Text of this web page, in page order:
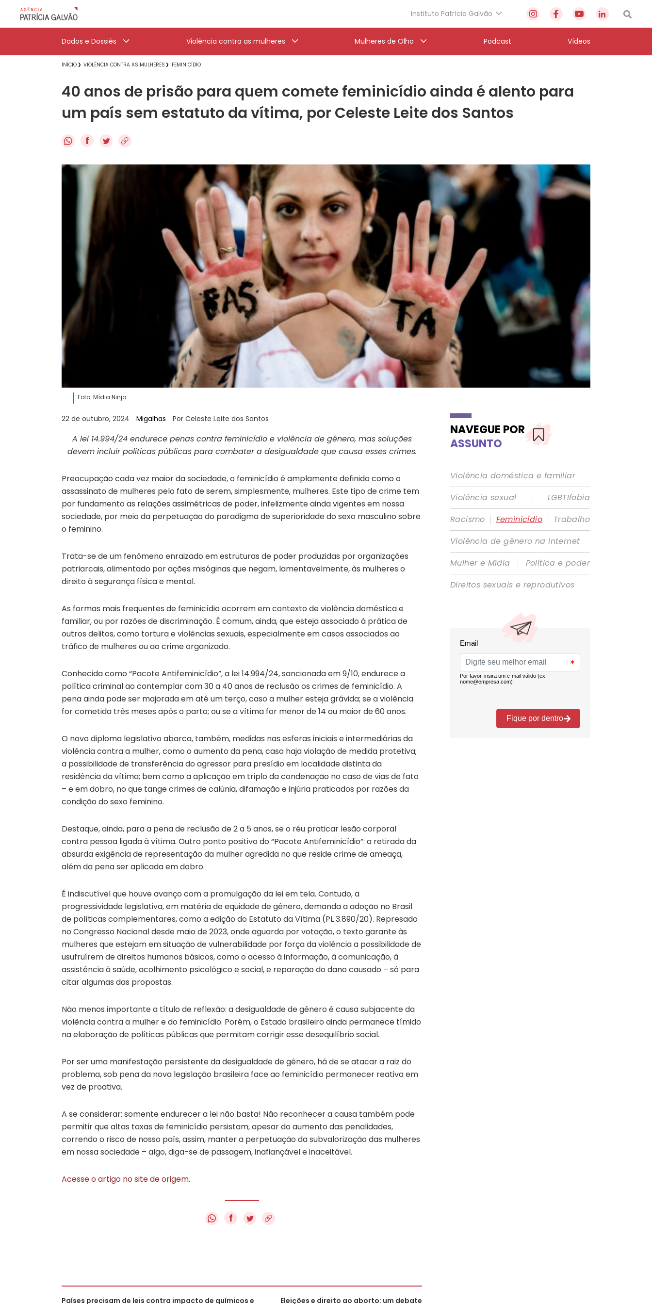
Instituto Patrícia Galvão
Dados e Dossiês Violência contra as mulheres Mulheres de Olho Podcast Vídeos
INÍCIO VIOLÊNCIA CONTRA AS MULHERES FEMINICÍDIO
40 anos de prisão para quem comete feminicídio ainda é alento para
um país sem estatuto da vítima, por Celeste Leite dos Santos
f
Foto: Mídia Ninja
22 de outubro, 2024 Migalhas Por Celeste Leite dos Santos
A lei 14.994/24 endurece penas contra feminicídio e violência de gênero, mas soluções
devem incluir políticas públicas para combater a desigualdade que causa esses crimes.
Preocupação cada vez maior da sociedade, o feminicídio é amplamente definido como o
assassinato de mulheres pelo fato de serem, simplesmente, mulheres. Este tipo de crime tem
por fundamento as relações assimétricas de poder, infelizmente ainda vigentes em nossa
sociedade, por meio da perpetuação do paradigma de superioridade do sexo masculino sobre
o feminino.
Trata-se de um fenômeno enraizado em estruturas de poder produzidas por organizações
patriarcais, alimentado por ações misóginas que negam, lamentavelmente, às mulheres o
direito à segurança física e mental.
As formas mais frequentes de feminicídio ocorrem em contexto de violência doméstica e
familiar, ou por razões de discriminação. É comum, ainda, que esteja associado à prática de
outros delitos, como tortura e violências sexuais, especialmente em casos associados ao
tráfico de mulheres ou ao crime organizado.
Conhecida como “Pacote Antifeminicídio”, a lei 14.994/24, sancionada em 9/10, endurece a
política criminal ao contemplar com 30 a 40 anos de reclusão os crimes de feminicídio. A
pena ainda pode ser majorada em até um terço, caso a mulher esteja grávida; se a violência
for cometida três meses após o parto; ou se a vítima for menor de 14 ou maior de 60 anos.
O novo diploma legislativo abarca, também, medidas nas esferas iniciais e intermediárias da
violência contra a mulher, como o aumento da pena, caso haja violação de medida protetiva;
a possibilidade de transferência do agressor para presídio em localidade distinta da
residência da vítima; bem como a aplicação em triplo da condenação no caso de vias de fato
– e em dobro, no que tange crimes de calúnia, difamação e injúria praticados por razões da
condição do sexo feminino.
Destaque, ainda, para a pena de reclusão de 2 a 5 anos, se o réu praticar lesão corporal
contra pessoa ligada à vítima. Outro ponto positivo do “Pacote Antifeminicídio”: a retirada da
absurda exigência de representação da mulher agredida no que reside crime de ameaça,
além da pena ser aplicada em dobro.
É indiscutível que houve avanço com a promulgação da lei em tela. Contudo, a
progressividade legislativa, em matéria de equidade de gênero, demanda a adoção no Brasil
de políticas complementares, como a edição do Estatuto da Vítima (PL 3.890/20). Represado
no Congresso Nacional desde maio de 2023, onde aguarda por votação, o texto garante às
mulheres que estejam em situação de vulnerabilidade por força da violência a possibilidade de
usufruírem de direitos humanos básicos, como o acesso à informação, à comunicação, à
assistência à saúde, acolhimento psicológico e social, e reparação do dano causado – só para
citar algumas das propostas.
Não menos importante a título de reflexão: a desigualdade de gênero é causa subjacente da
violência contra a mulher e do feminicídio. Porém, o Estado brasileiro ainda permanece tímido
na elaboração de políticas públicas que permitam corrigir esse desequilíbrio social.
Por ser uma manifestação persistente da desigualdade de gênero, há de se atacar a raiz do
problema, sob pena da nova legislação brasileira face ao feminicídio permanecer reativa em
vez de proativa.
A se considerar: somente endurecer a lei não basta! Não reconhecer a causa também pode
permitir que altas taxas de feminicídio persistam, apesar do aumento das penalidades,
correndo o risco de nosso país, assim, manter a perpetuação da subvalorização das mulheres
em nossa sociedade – algo, diga-se de passagem, inafiançável e inaceitável.
Acesse o artigo no site de origem.
f
Países precisam de leis contra impacto de químicos e
Eleições e direito ao aborto: um debate
NAVEGUE POR
ASSUNTO
Violência doméstica e familiar
Violência sexual
|
LGBTIfobia
Racismo | Feminicídio | Trabalho
Violência de gênero na internet
Mulher e Mídia
|
Política e poder
Direitos sexuais e reprodutivos